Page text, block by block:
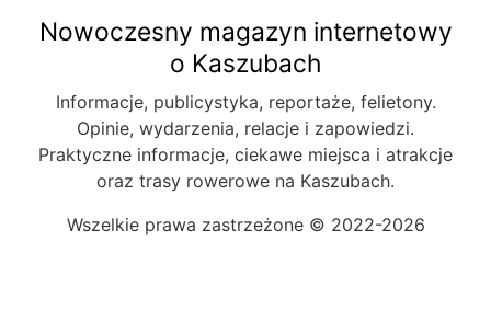
Nowoczesny magazyn internetowy
o Kaszubach
Informacje, publicystyka, reportaże, felietony.
Opinie, wydarzenia, relacje i zapowiedzi.
Praktyczne informacje, ciekawe miejsca i atrakcje
oraz trasy rowerowe na Kaszubach.
Wszelkie prawa zastrzeżone © 2022-2026